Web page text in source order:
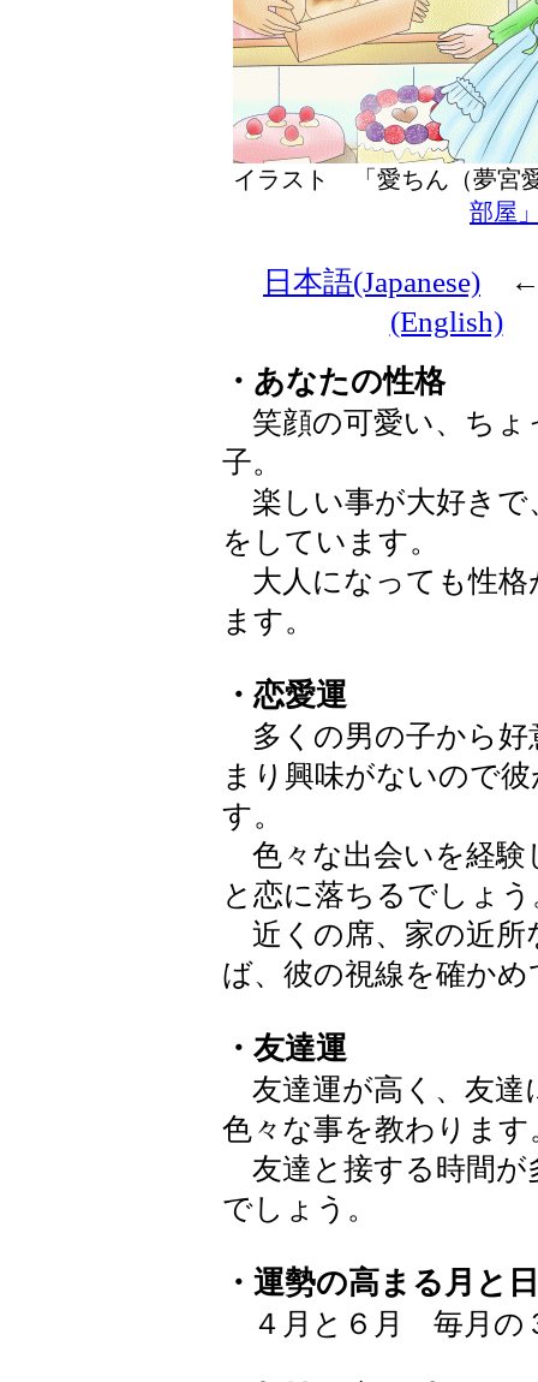
イラスト 「愛ちん（夢
部屋
日本語(Japanese)
(English)
・あなたの性格
笑顔の可愛い、ちょ
子。
楽しい事が大好きで
をしています。
大人になっても性格
ます。
・恋愛運
多くの男の子から好
まり興味がないので
す。
色々な出会いを経験
と恋に落ちるでしょう
近くの席、家の近所
ば、彼の視線を確か
・友達運
友達運が高く、友達
色々な事を教わります
友達と接する時間が
でしょう。
・運勢の高まる月と
４月と６月 毎月の